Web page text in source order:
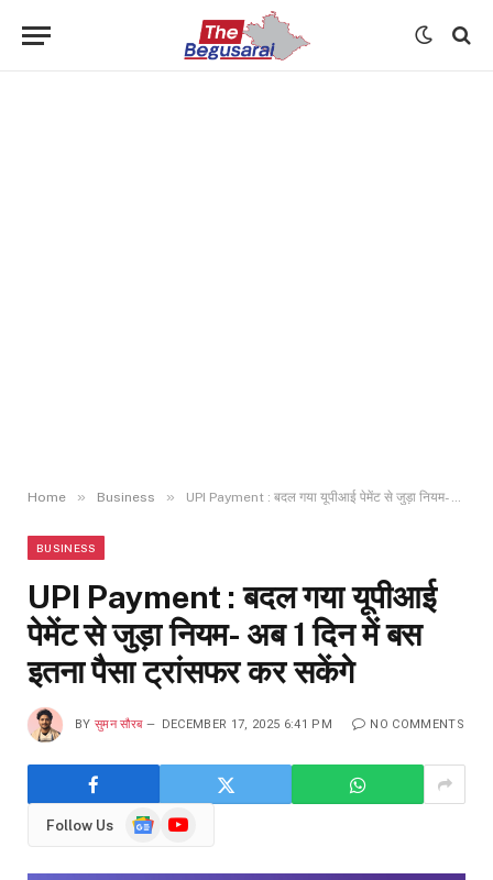
Home » Business » UPI Payment : बदल गया यूपीआई पेमेंट से जुड़ा नियम- अब 1 दिन में बस इतना पैसा ट्रांसफर कर सकेंगे
BUSINESS
UPI Payment : बदल गया यूपीआई
पेमेंट से जुड़ा नियम- अब 1 दिन में बस
इतना पैसा ट्रांसफर कर सकेंगे
BY सुमन सौरब DECEMBER 17, 2025 6:41 PM NO COMMENTS
Follow Us
GoogleYouTube